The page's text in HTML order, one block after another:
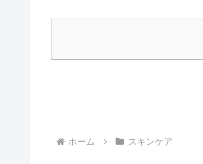
ホーム スキンケア